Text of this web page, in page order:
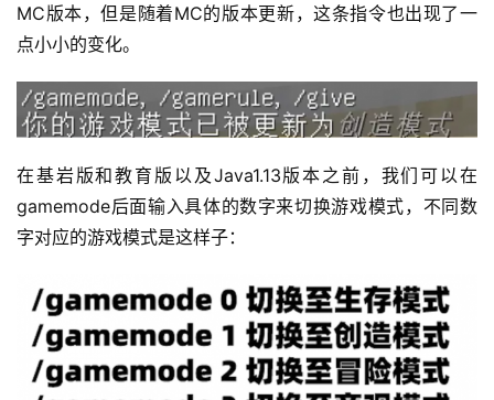
MC版本，但是随着MC的版本更新，这条指令也出现了一
点小小的变化。
在基岩版和教育版以及Java1.13版本之前，我们可以在
gamemode后面输入具体的数字来切换游戏模式，不同数
字对应的游戏模式是这样子：